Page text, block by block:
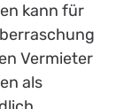
kann für
Vermieter
als